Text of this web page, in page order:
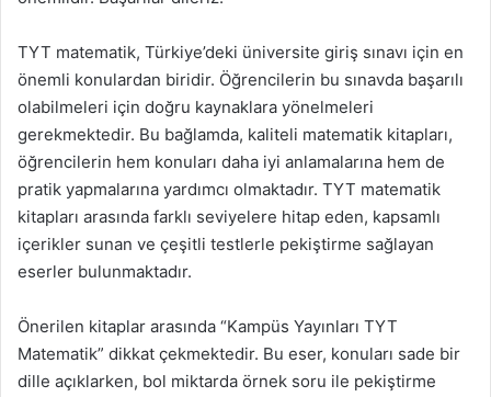
TYT matematik, Türkiye’deki üniversite giriş sınavı için en
önemli konulardan biridir. Öğrencilerin bu sınavda başarılı
olabilmeleri için doğru kaynaklara yönelmeleri
gerekmektedir. Bu bağlamda, kaliteli matematik kitapları,
öğrencilerin hem konuları daha iyi anlamalarına hem de
pratik yapmalarına yardımcı olmaktadır. TYT matematik
kitapları arasında farklı seviyelere hitap eden, kapsamlı
içerikler sunan ve çeşitli testlerle pekiştirme sağlayan
eserler bulunmaktadır.
Önerilen kitaplar arasında “Kampüs Yayınları TYT
Matematik” dikkat çekmektedir. Bu eser, konuları sade bir
dille açıklarken, bol miktarda örnek soru ile pekiştirme